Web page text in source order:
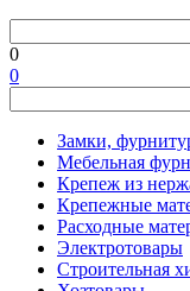
0
0
Замки,
Мебельная
Крепеж из
Крепежные
Расходные
Электротовары
Строительная